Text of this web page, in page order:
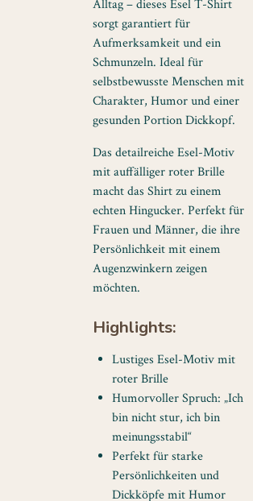
Alltag – dieses Esel T-Shirt
sorgt garantiert für
Aufmerksamkeit und ein
Schmunzeln. Ideal für
selbstbewusste Menschen mit
Charakter, Humor und einer
gesunden Portion Dickkopf.
Das detailreiche Esel-Motiv
mit auffälliger roter Brille
macht das Shirt zu einem
echten Hingucker. Perfekt für
Frauen und Männer, die ihre
Persönlichkeit mit einem
Augenzwinkern zeigen
möchten.
Highlights:
Lustiges Esel-Motiv mit
roter Brille
Humorvoller Spruch: „Ich
bin nicht stur, ich bin
meinungsstabil“
Perfekt für starke
Persönlichkeiten und
Dickköpfe mit Humor